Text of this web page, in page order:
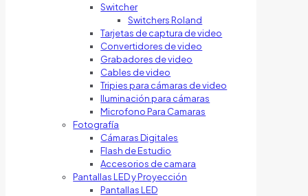
Switcher
Switchers Roland
Tarjetas de captura de video
Convertidores de video
Grabadores de video
Cables de video
Tripies para cámaras de video
Iluminación para cámaras
Microfono Para Camaras
Fotografía
Cámaras Digitales
Flash de Estudio
Accesorios de camara
Pantallas LED y Proyección
Pantallas LED